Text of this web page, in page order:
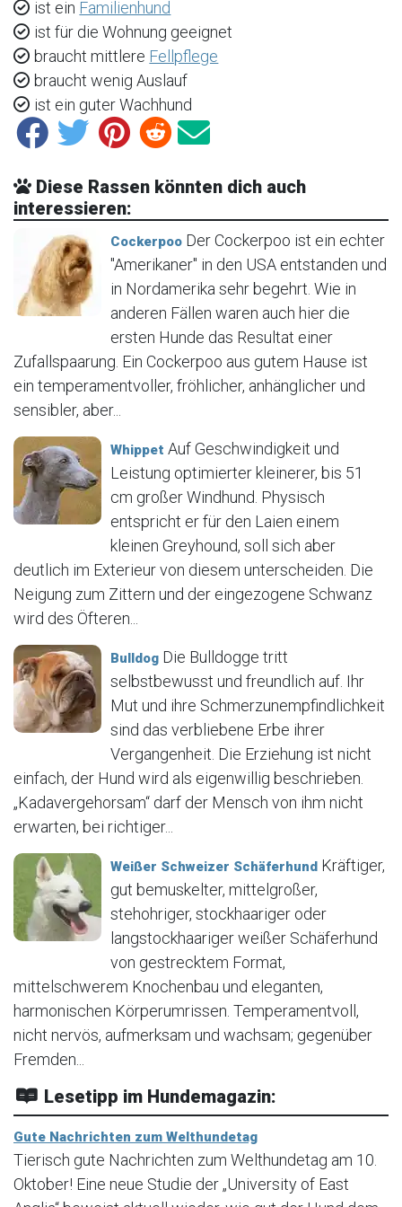
ist ein Familienhund
ist für die Wohnung geeignet
braucht mittlere Fellpflege
braucht wenig Auslauf
ist ein guter Wachhund
Diese Rassen könnten dich auch
interessieren:
Cockerpoo Der Cockerpoo ist ein echter
"Amerikaner" in den USA entstanden und
in Nordamerika sehr begehrt. Wie in
anderen Fällen waren auch hier die
ersten Hunde das Resultat einer
Zufallspaarung. Ein Cockerpoo aus gutem Hause ist
ein temperamentvoller, fröhlicher, anhänglicher und
sensibler, aber...
Whippet Auf Geschwindigkeit und
Leistung optimierter kleinerer, bis 51
cm großer Windhund. Physisch
entspricht er für den Laien einem
kleinen Greyhound, soll sich aber
deutlich im Exterieur von diesem unterscheiden. Die
Neigung zum Zittern und der eingezogene Schwanz
wird des Öfteren...
Bulldog Die Bulldogge tritt
selbstbewusst und freundlich auf. Ihr
Mut und ihre Schmerzunempfindlichkeit
sind das verbliebene Erbe ihrer
Vergangenheit. Die Erziehung ist nicht
einfach, der Hund wird als eigenwillig beschrieben.
„Kadavergehorsam“ darf der Mensch von ihm nicht
erwarten, bei richtiger...
Weißer Schweizer Schäferhund Kräftiger,
gut bemuskelter, mittelgroßer,
stehohriger, stockhaariger oder
langstockhaariger weißer Schäferhund
von gestrecktem Format,
mittelschwerem Knochenbau und eleganten,
harmonischen Körperumrissen. Temperamentvoll,
nicht nervös, aufmerksam und wachsam; gegenüber
Fremden...
Lesetipp im Hundemagazin:
Gute Nachrichten zum Welthundetag
Tierisch gute Nachrichten zum Welthundetag am 10.
Oktober! Eine neue Studie der „University of East